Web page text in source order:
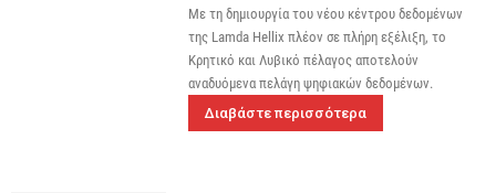
Με τη δημιουργία του νέου κέντρου δεδομένων
της Lamda Hellix πλέον σε πλήρη εξέλιξη, το
Κρητικό και Λυβικό πέλαγος αποτελούν
αναδυόμενα πελάγη ψηφιακών δεδομένων.
Διαβάστε περισσότερα